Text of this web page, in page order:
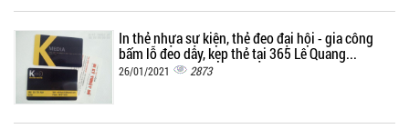
In thẻ nhựa sự kiện, thẻ đeo đại hội - gia công
bấm lỗ đeo dây, kẹp thẻ tại 365 Lê Quang...
26/01/2021 2873